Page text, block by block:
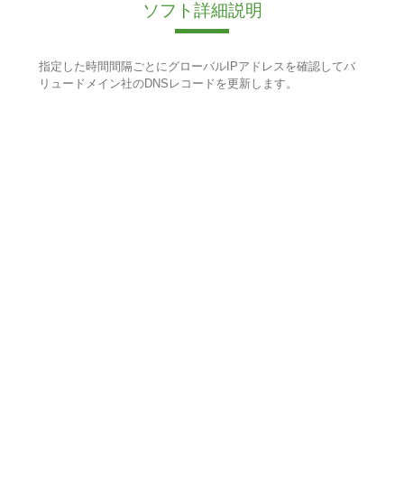
ソフト詳細説明
指定した時間間隔ごとにグローバルIPアドレスを確認してバ
リュードメイン社のDNSレコードを更新します。